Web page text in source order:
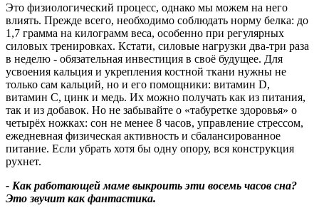
Это физиологический процесс, однако мы можем на него
влиять. Прежде всего, необходимо соблюдать норму белка: до
1,7 грамма на килограмм веса, особенно при регулярных
силовых тренировках. Кстати, силовые нагрузки два-три раза
в неделю - обязательная инвестиция в своё будущее. Для
усвоения кальция и укрепления костной ткани нужны не
только сам кальций, но и его помощники: витамин D,
витамин С, цинк и медь. Их можно получать как из питания,
так и из добавок. Но не забывайте о «табуретке здоровья» о
четырёх ножках: сон не менее 8 часов, управление стрессом,
ежедневная физическая активность и сбалансированное
питание. Если убрать хотя бы одну опору, вся конструкция
рухнет.
- Как работающей маме выкроить эти восемь часов сна?
Это звучит как фантастика.